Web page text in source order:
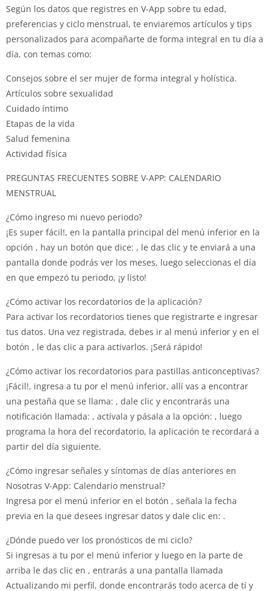
Según los datos que registres en V-App sobre tu edad,
preferencias y ciclo menstrual, te enviaremos artículos y tips
personalizados para acompañarte de forma integral en tu día a
día, con temas como:
Consejos sobre el ser mujer de forma integral y holística.
Artículos sobre sexualidad
Cuidado íntimo
Etapas de la vida
Salud femenina
Actividad física
PREGUNTAS FRECUENTES SOBRE V-APP: CALENDARIO
MENSTRUAL
¿Cómo ingreso mi nuevo periodo?
¡Es super fácil!, en la pantalla principal del menú inferior en la
opción , hay un botón que dice: , le das clic y te enviará a una
pantalla donde podrás ver los meses, luego seleccionas el día
en que empezó tu periodo, ¡y listo!
¿Cómo activar los recordatorios de la aplicación?
Para activar los recordatorios tienes que registrarte e ingresar
tus datos. Una vez registrada, debes ir al menú inferior y en el
botón , le das clic a para activarlos. ¡Será rápido!
¿Cómo activar los recordatorios para pastillas anticonceptivas?
¡Fácil!, ingresa a tu por el menú inferior, allí vas a encontrar
una pestaña que se llama: , dale clic y encontrarás una
notificación llamada: , actívala y pásala a la opción: , luego
programa la hora del recordatorio, la aplicación te recordará a
partir del día siguiente.
¿Cómo ingresar señales y síntomas de días anteriores en
Nosotras V-App: Calendario menstrual?
Ingresa por el menú inferior en el botón , señala la fecha
previa en la que desees ingresar datos y dale clic en: .
¿Dónde puedo ver los pronósticos de mi ciclo?
Si ingresas a tu por el menú inferior y luego en la parte de
arriba le das clic en , entrarás a una pantalla llamada
Actualizando mi perfil, donde encontrarás todo acerca de tí y